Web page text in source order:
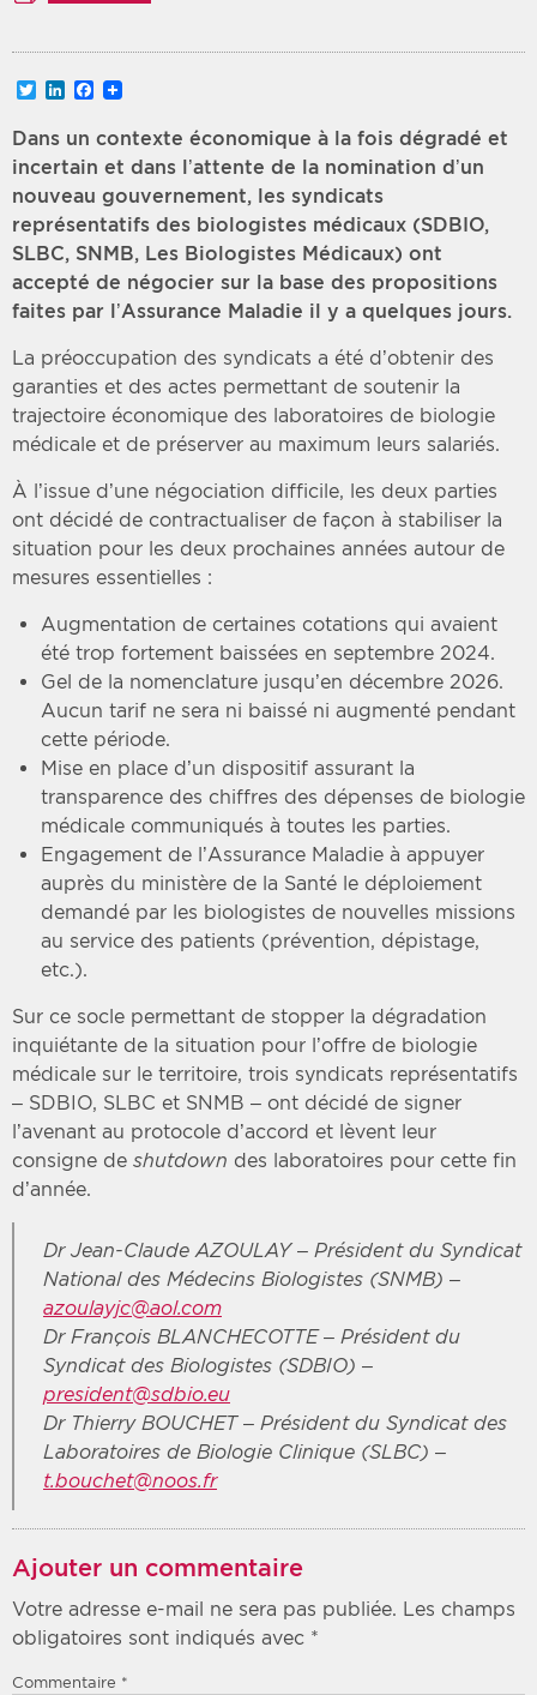
TwitterLinkedInFacebook
Dans un contexte économique à la fois dégradé et
incertain et dans l’attente de la nomination d’un
nouveau gouvernement, les syndicats
représentatifs des biologistes médicaux (SDBIO,
SLBC, SNMB, Les Biologistes Médicaux) ont
accepté de négocier sur la base des propositions
faites par l’Assurance Maladie il y a quelques jours.
La préoccupation des syndicats a été d’obtenir des
garanties et des actes permettant de soutenir la
trajectoire économique des laboratoires de biologie
médicale et de préserver au maximum leurs salariés.
À l’issue d’une négociation difficile, les deux parties
ont décidé de contractualiser de façon à stabiliser la
situation pour les deux prochaines années autour de
mesures essentielles :
Augmentation de certaines cotations qui avaient
été trop fortement baissées en septembre 2024.
Gel de la nomenclature jusqu’en décembre 2026.
Aucun tarif ne sera ni baissé ni augmenté pendant
cette période.
Mise en place d’un dispositif assurant la
transparence des chiffres des dépenses de biologie
médicale communiqués à toutes les parties.
Engagement de l’Assurance Maladie à appuyer
auprès du ministère de la Santé le déploiement
demandé par les biologistes de nouvelles missions
au service des patients (prévention, dépistage,
etc.).
Sur ce socle permettant de stopper la dégradation
inquiétante de la situation pour l’offre de biologie
médicale sur le territoire, trois syndicats représentatifs
– SDBIO, SLBC et SNMB – ont décidé de signer
l’avenant au protocole d’accord et lèvent leur
consigne de shutdown des laboratoires pour cette fin
d’année.
Dr Jean-Claude AZOULAY– Président du Syndicat
National des Médecins Biologistes (SNMB) –
azoulayjc@aol.com
Dr François BLANCHECOTTE– Président du
Syndicat des Biologistes (SDBIO) –
president@sdbio.eu
Dr Thierry BOUCHET– Président du Syndicat des
Laboratoires de Biologie Clinique (SLBC) –
t.bouchet@noos.fr
Ajouter un commentaire
Votre adresse e-mail ne sera pas publiée. Les champs
obligatoires sont indiqués avec *
Commentaire *